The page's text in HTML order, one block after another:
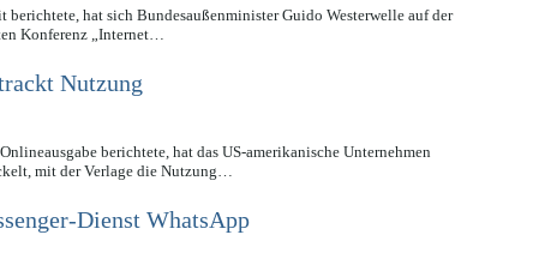
berichtete, hat sich Bundesaußenminister Guido Westerwelle auf der
Konferenz „Internet…
Nutzung
berichtete, hat das US-amerikanische Unternehmen
mit der Verlage die Nutzung…
Dienst WhatsApp